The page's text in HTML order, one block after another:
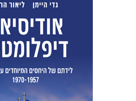
ליאור הרמן גדי היימן